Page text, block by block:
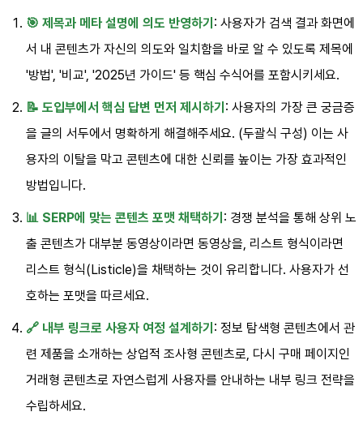
🎯 제목과 메타 설명에 의도 반영하기 : 사용자가 검색 결과 화면에
서 내 콘텐츠가 자신의 의도와 일치함을 바로 알 수 있도록 제목에
'방법', '비교', '2025년 가이드' 등 핵심 수식어를 포함시키세요.
📝 도입부에서 핵심 답변 먼저 제시하기 : 사용자의 가장 큰 궁금증
을 글의 서두에서 명확하게 해결해주세요. (두괄식 구성) 이는 사
용자의 이탈을 막고 콘텐츠에 대한 신뢰를 높이는 가장 효과적인
방법입니다.
📊 SERP에 맞는 콘텐츠 포맷 채택하기 : 경쟁 분석을 통해 상위 노
출 콘텐츠가 대부분 동영상이라면 동영상을, 리스트 형식이라면
리스트 형식(Listicle)을 채택하는 것이 유리합니다. 사용자가 선
호하는 포맷을 따르세요.
🔗 내부 링크로 사용자 여정 설계하기 : 정보 탐색형 콘텐츠에서 관
련 제품을 소개하는 상업적 조사형 콘텐츠로, 다시 구매 페이지인
거래형 콘텐츠로 자연스럽게 사용자를 안내하는 내부 링크 전략을
수립하세요.